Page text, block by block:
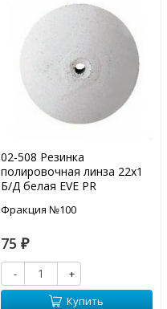
02-508 Резинка
полировочная линза 22х1
Б/Д белая EVE PR
Фракция №100
75 ₽
-
+
Купить